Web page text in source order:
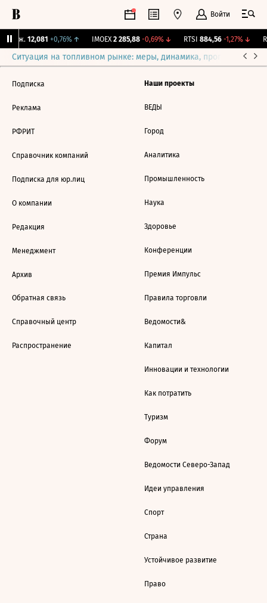
Войти
Бирж. 12,081 +0,76%↑ IMOEX 2 285,88 -0,69%↓ RTSI 884,56 -1,27%↓
Ситуация на топливном рынке: меры, динамика, прогнозы
Подписка
Реклама
РФРИТ
Справочник компаний
Подписка для юр.лиц
О компании
Редакция
Менеджмент
Архив
Обратная связь
Справочный центр
Распространение
Наши проекты
ВЕДЫ
Город
Аналитика
Промышленность
Наука
Здоровье
Конференции
Премия Импульс
Правила торговли
Ведомости&
Капитал
Инновации и технологии
Как потратить
Туризм
Форум
Ведомости Северо-Запад
Идеи управления
Спорт
Страна
Устойчивое развитие
Право